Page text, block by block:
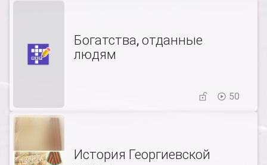
Богатства, отданные
людям
50
История Георгиевской